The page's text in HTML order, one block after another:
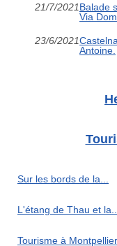
21/7/2021Balade
Via
23/6/2021
Antoine.
Sur les bords de la...
L'étang de Thau et la...
Tourisme à